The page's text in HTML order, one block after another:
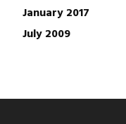
January 2017
July 2009